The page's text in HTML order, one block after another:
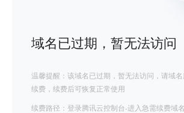
域名已过期，暂无法访问
温馨提醒：该域名已过期，暂无法访问，请域
续费，续费后可恢复正常使用
续费路径：登录腾讯云控制台-进入急需续费域